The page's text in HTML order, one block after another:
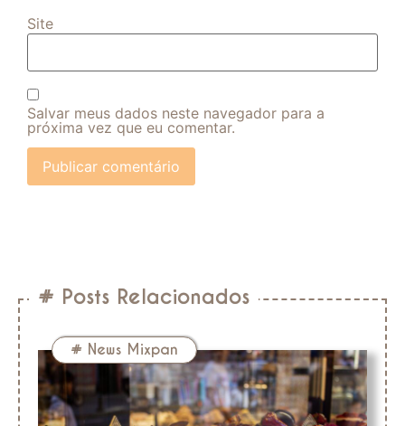
Site
Salvar meus dados neste navegador para a
próxima vez que eu comentar.
# Posts Relacionados
# News Mixpan